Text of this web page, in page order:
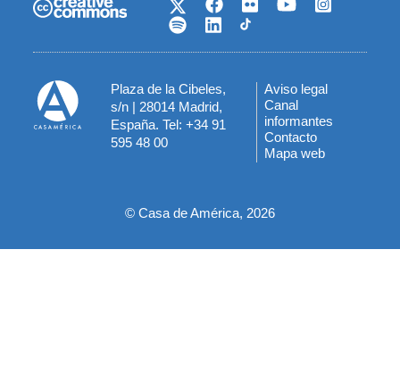
Plaza de la Cibeles,
s/n | 28014 Madrid,
España. Tel: +34 91
595 48 00
Menú
del
pie
Aviso legal
Canal
informantes
Contacto
Mapa web
© Casa de América, 2026